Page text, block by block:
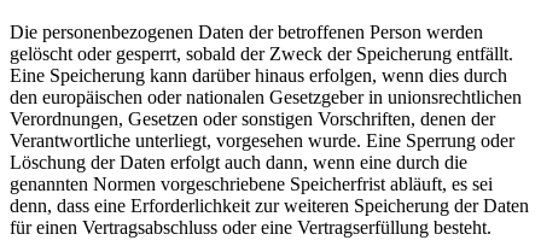
Die personenbezogenen Daten der betroffenen Person werden
gelöscht oder gesperrt, sobald der Zweck der Speicherung entfällt.
Eine Speicherung kann darüber hinaus erfolgen, wenn dies durch
den europäischen oder nationalen Gesetzgeber in unionsrechtlichen
Verordnungen, Gesetzen oder sonstigen Vorschriften, denen der
Verantwortliche unterliegt, vorgesehen wurde. Eine Sperrung oder
Löschung der Daten erfolgt auch dann, wenn eine durch die
genannten Normen vorgeschriebene Speicherfrist abläuft, es sei
denn, dass eine Erforderlichkeit zur weiteren Speicherung der Daten
für einen Vertragsabschluss oder eine Vertragserfüllung besteht.